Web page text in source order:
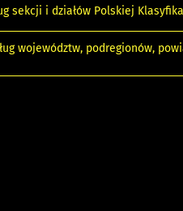
sekcji i działów Polskiej
województw, podregionów,